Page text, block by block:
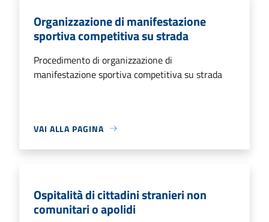
Organizzazione di manifestazione
sportiva competitiva su strada
Procedimento di organizzazione di
manifestazione sportiva competitiva su strada
VAI ALLA PAGINA
Ospitalità di cittadini stranieri non
comunitari o apolidi